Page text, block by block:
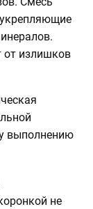
от излишков
выполнению
не